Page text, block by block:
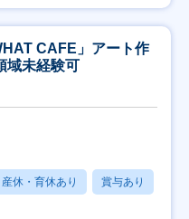
CAFE」アート作
域未経験可
産休・育休あり 賞与あり